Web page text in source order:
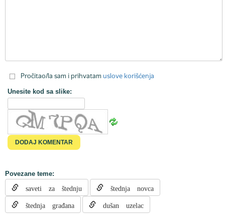
Pročitao/la sam i prihvatam uslove korišćenja
Unesite kod sa slike:
Povezane teme:
saveti za štednju štednja novca
štednja građana dušan uzelac